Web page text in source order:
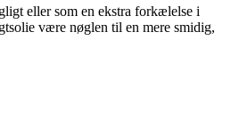
eller som en ekstra forkælelse i
være nøglen til en mere smidig,